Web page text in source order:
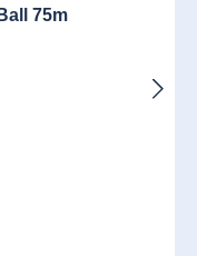
75m